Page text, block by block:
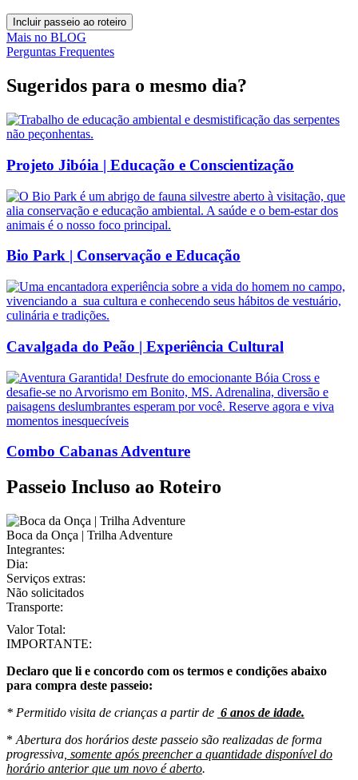
Incluir passeio ao roteiro
Mais no BLOG
Perguntas Frequentes
Sugeridos para o mesmo dia?
Projeto Jibóia | Educação e Conscientização
Bio Park | Conservação e Educação
Cavalgada do Peão | Experiência Cultural
Combo Cabanas Adventure
Passeio Incluso ao Roteiro
Boca da Onça | Trilha Adventure
Integrantes:
Dia:
Serviços extras:
Não solicitados
Transporte:
Valor Total:
IMPORTANTE:
Declaro que li e concordo com os termos e condições abaixo
para compra deste passeio:
* Permitido visita de crianças a partir de 6 anos de idade.
* Abertura dos horários deste passeio são realizadas de forma
progressiva, somente após preencher a quantidade disponível do
horário anterior que um novo é aberto.